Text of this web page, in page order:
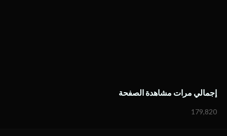
إجمالي مرات مشاهدة الصفحة
179,820